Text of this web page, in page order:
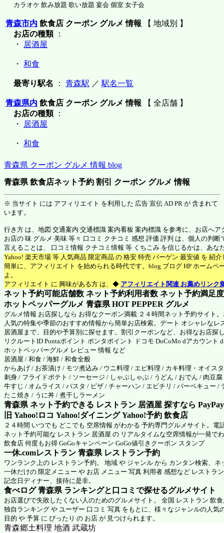
カラオケ 飲み放題 歌い放題 宴会 個室 女子会
青森市内 飲食店 クーポン グルメ 情報 【 地域別 】
お店の種類：
・
居酒屋
・ 和食
最寄り駅名 ： 青森駅 ／ 駅名一覧
青森県内 飲食店 クーポン グルメ 情報 【 全店舗 】
お店の種類：
・
居酒屋
・ 和食
青森県 クーポン グルメ 情報 blog
青森県 飲食店ネット予約 割引 クーポン グルメ 情報
※ 当サイト には アフィリエイト を利用した 広告 宣伝 AD PR が 含まれて
います。
行き方 は、地図 交通案内 交通標識 案内看板 案内標識 を参考に、お店へア
お店の 味 グルメ 美味 等々 口コミ クチコミ 感想 評価 評判 は、個人の判断
言えることは、 口コミ情報 クチコミ情報 等 くちこみ を信じるかは、あな
Yahoo! 楽天市場 等 人気商品 限定商品 の 格安 特売 バーゲン 最安値 を 紹
簡単に、アフィリエイト を始められる時代です。blog ブログ HP ホームペ
よ。
アフィリエイト に 興味がある方 は、◆ アフィリエイト関連 お薦めリンク
ネット予約可能店舗数 ネット予約利用者数 ネット予約満足
ホットペッパーグルメ 青森県 HOT PEPPER グルメ
グルメ情報 お店探しなら お得なクーポン満載 ２４時間ネット予約サイト
人気の特集や季節のおすすめ情報から簡単お店検索。デート オシャレなレ
居酒屋まで、目的や予算別に探せます。割引クーポンなど、お得なお店探
リクルートID Pontaポイント ポンタポイント ドコモ DoCoMo dアカウント
ホットペッパーグルメ レビュー 情報 など
居酒屋 / 和食 / 海鮮 / 和食全般
からあげ / お茶漬け / モツ煮込み / ウニ料理 / エビ料理 / カキ料理・オイス
刺身 / フライドポテト / ソーセージ / しゃぶしゃぶ / うどん / おでん / 肉豆
牛すじ / オムライス / パスタ / ピザ / チャーハン / エビチリ / バーベキュー /
たこ焼き / うに丼 / 煮干しラーメン
青森県 ネット予約できる レストラン 居酒屋 探すなら
旧 Yahoo!ロコ Yahoo!ダイニング Yahoo!予約 飲食店
２４時間 いつでも どこでも 空席情報 がわかる 予約専門グルメサイト。電
ネット予約可能な レストラン 居酒屋 の リアルタイムな空席情報が一発で
飲食店 何度もお得 GoGoキャンペーン GoGo値引きクーポン スタンプ
一休.comレストラン 青森県 レストラン予約
ワンランク上の レストラン予約。 地域 や ジャンル から カンタン検索、ネ
一休だけの 限定メニュー や お店 メニュー 写真 利用者 感想など レストラ
記念日ディナー、接待に是非。
食べログ 青森県 ランキングと口コミで探せるグルメサイト
お店選びで失敗したくない人のためのグルメサイト。 全国 レストラン 飲
独自ランキング や ユーザー 口コミ 写真 をもとに、様々なジャンルの人気
目的 や 予算 に ぴったり の お店 が 見つけられます。
青森郷土料理 地酒 武蔵坊